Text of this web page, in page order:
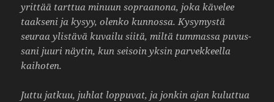
yrittää tarttua minuun sopraa­nona, joka kävelee
taak­seni ja kysyy, olenko kunnossa. Kysy­mystä
seuraa ylis­tävä kuvailu siitä, miltä tummassa puvus­
sani juuri näytin, kun seisoin yksin parvek­keella
kaihoten.
Juttu jatkuu, juhlat loppuvat, ja jonkin ajan kuluttua